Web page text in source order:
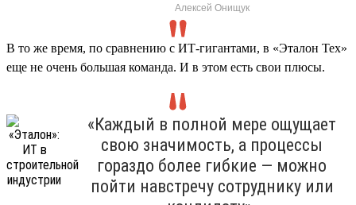
Алексей Онищук
В то же время, по сравнению с ИТ-гигантами, в «Эталон Тех»
еще не очень большая команда. И в этом есть свои плюсы.
«Каждый в полной мере ощущает
свою значимость, а процессы
гораздо более гибкие — можно
пойти навстречу сотруднику или